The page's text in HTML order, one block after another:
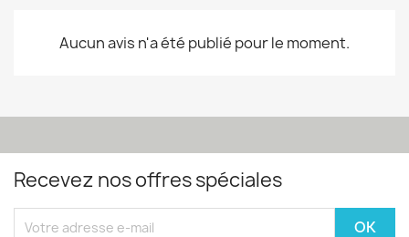
Aucun avis n'a été publié pour le moment.
Recevez nos offres spéciales